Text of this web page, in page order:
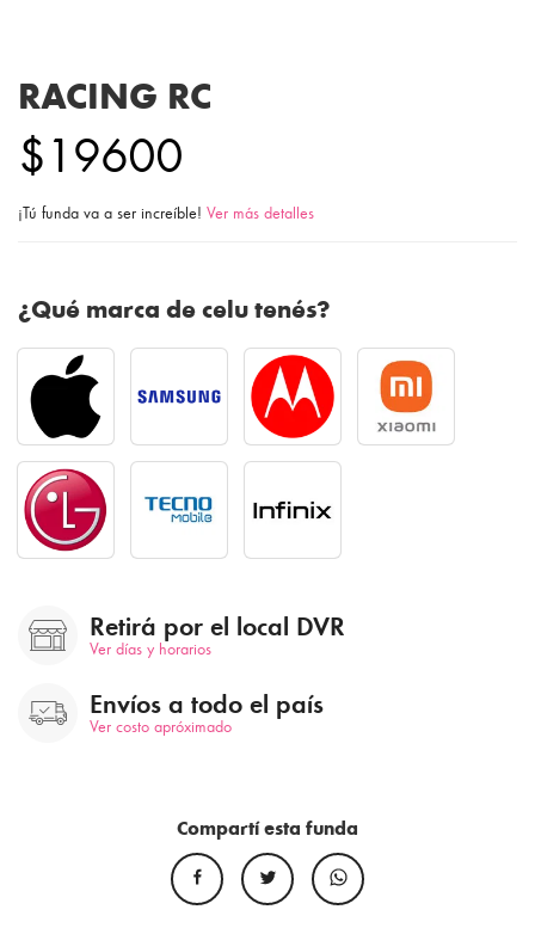
RACING RC
$19600
¡Tú funda va a ser increíble! Ver más detalles
¿Qué marca de celu tenés?
Retirá por el local DVR
Ver días y horarios
Envíos a todo el país
Ver costo apróximado
Compartí esta funda